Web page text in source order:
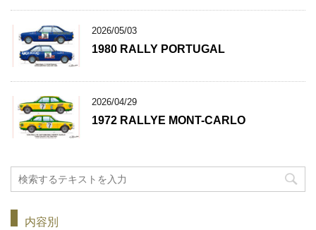
2026/05/03
1980 RALLY PORTUGAL
2026/04/29
1972 RALLYE MONT-CARLO
内容別